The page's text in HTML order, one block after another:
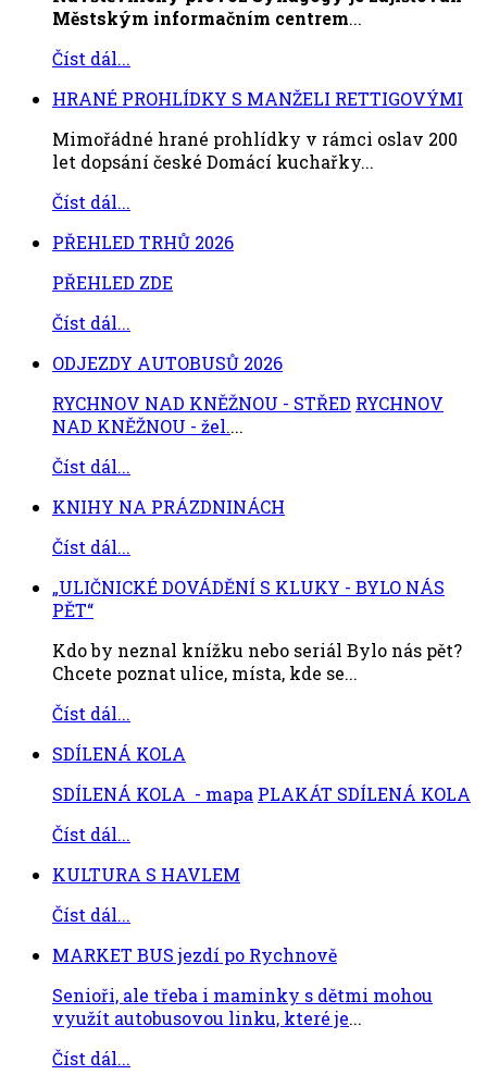
Městským informačním centrem...
Číst dál...
HRANÉ PROHLÍDKY S MANŽELI RETTIGOVÝMI
Mimořádné hrané prohlídky v rámci oslav 200
let dopsání české Domácí kuchařky...
Číst dál...
PŘEHLED TRHŮ 2026
PŘEHLED ZDE
Číst dál...
ODJEZDY AUTOBUSŮ 2026
RYCHNOV NAD KNĚŽNOU - STŘED RYCHNOV
NAD KNĚŽNOU - žel....
Číst dál...
KNIHY NA PRÁZDNINÁCH
Číst dál...
„ULIČNICKÉ DOVÁDĚNÍ S KLUKY - BYLO NÁS
PĚT“
Kdo by neznal knížku nebo seriál Bylo nás pět?
Chcete poznat ulice, místa, kde se...
Číst dál...
SDÍLENÁ KOLA
SDÍLENÁ KOLA - mapa PLAKÁT SDÍLENÁ KOLA
Číst dál...
KULTURA S HAVLEM
Číst dál...
MARKET BUS jezdí po Rychnově
Senioři, ale třeba i maminky s dětmi mohou
využít autobusovou linku, které je...
Číst dál...